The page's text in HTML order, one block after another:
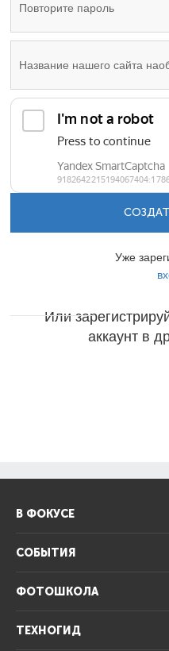
Уже
Или
аккаунт в
В ФОКУСЕ
СОБЫТИЯ
ФОТОШКОЛА
ТЕХНОГИД